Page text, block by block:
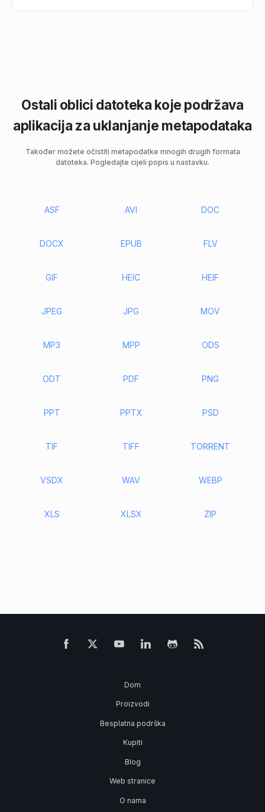
Ostali oblici datoteka koje podržava
aplikacija za uklanjanje metapodataka
Također možete očistiti metapodatke mnogih drugih formata
datoteka. Pogledajte cijeli popis u nastavku.
ASF AVI DOC
DOCX EPUB FLV
GIF HEIC HEIF
JPEG JPG MOV
MP3 MPP ODS
ODT PDF PNG
PPT PPTX PSD
TIF TIFF TORRENT
VSDX WAV WEBP
XLS XLSX ZIP
Dom
Proizvodi
Besplatna podrška
Kupiti
Blog
Web stranice
O nama